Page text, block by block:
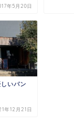
年5月20日
いパン
年12月21日